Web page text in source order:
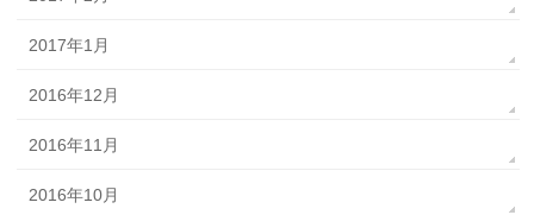
2017年1月
2016年12月
2016年11月
2016年10月